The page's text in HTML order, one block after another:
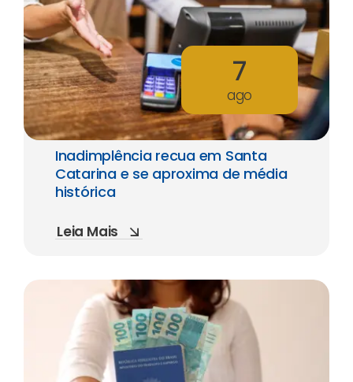
7
ago
Inadimplência recua em Santa
Catarina e se aproxima de média
histórica
Leia Mais